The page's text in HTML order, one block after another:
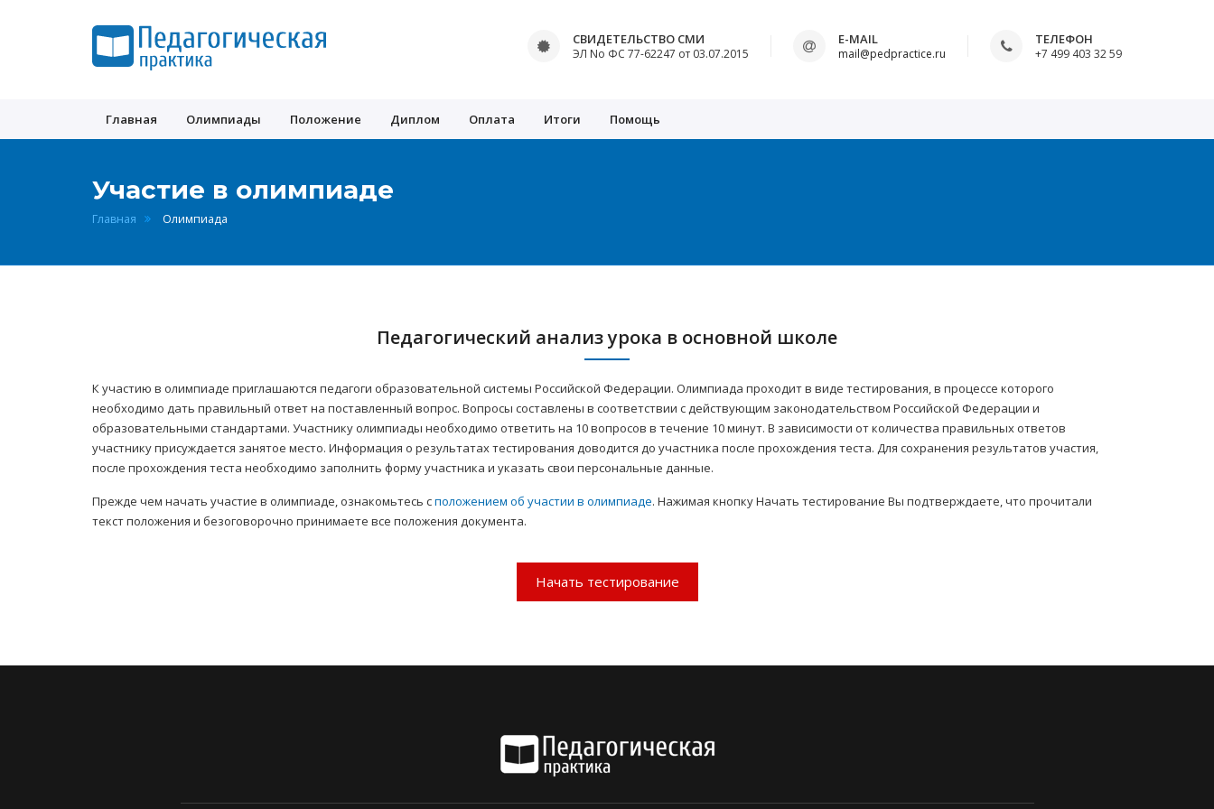
СВИДЕТЕЛЬСТВО СМИ
ЭЛ No ФС 77-62247 от 03.07.2015
E-MAIL
mail@pedpractice.ru
ТЕЛЕФОН
+7 499 403 32 59
Главная Олимпиады Положение Диплом Оплата Итоги Помощь
Участие в олимпиаде
Главная Олимпиада
Педагогический анализ урока в основной школе
К участию в олимпиаде приглашаются педагоги образовательной системы Российской Федерации. Олимпиада проходит в виде тестирования, в процессе которого
необходимо дать правильный ответ на поставленный вопрос. Вопросы составлены в соответствии с действующим законодательством Российской Федерации и
образовательными стандартами. Участнику олимпиады необходимо ответить на 10 вопросов в течение 10 минут. В зависимости от количества правильных ответов
участнику присуждается занятое место. Информация о результатах тестирования доводится до участника после прохождения теста. Для сохранения результатов участия,
после прохождения теста необходимо заполнить форму участника и указать свои персональные данные.
Прежде чем начать участие в олимпиаде, ознакомьтесь сположением об участии в олимпиаде. Нажимая кнопку Начать тестирование Вы подтверждаете, что прочитали
текст положения и безоговорочно принимаете все положения документа.
Начать тестирование